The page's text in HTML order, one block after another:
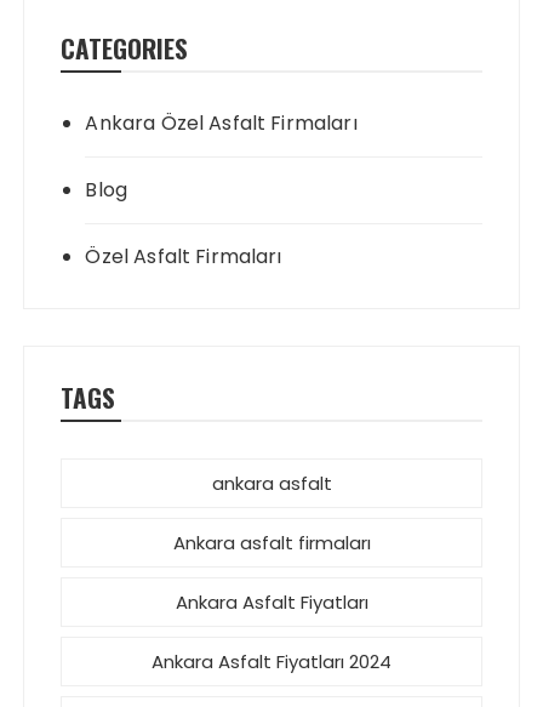
CATEGORIES
Ankara Özel Asfalt Firmaları
Blog
Özel Asfalt Firmaları
TAGS
ankara asfalt
Ankara asfalt firmaları
Ankara Asfalt Fiyatları
Ankara Asfalt Fiyatları 2024